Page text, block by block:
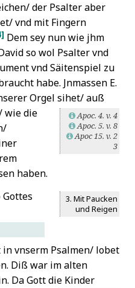
der Psalter aber
vnd mit Fingern
Dem sey nun wie jhm
so wol Psalter vnd
vnd Säitenspiel zu
habe. Jnmassen E.
Orgel sihet/ auß
LApoc. 4. v. 4
LApoc. 5. v. 8
LApoc 15. v. 2
3
wie die
haben.
3. Mit Paucken
und Reigen
in vnserm Psalmen/ lobet
Diß war im alten
Da Gott die Kinder